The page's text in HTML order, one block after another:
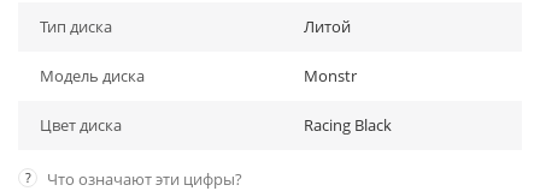
Тип диска Литой
Модель диска Monstr
Цвет диска Racing Black
? Что означают эти цифры?